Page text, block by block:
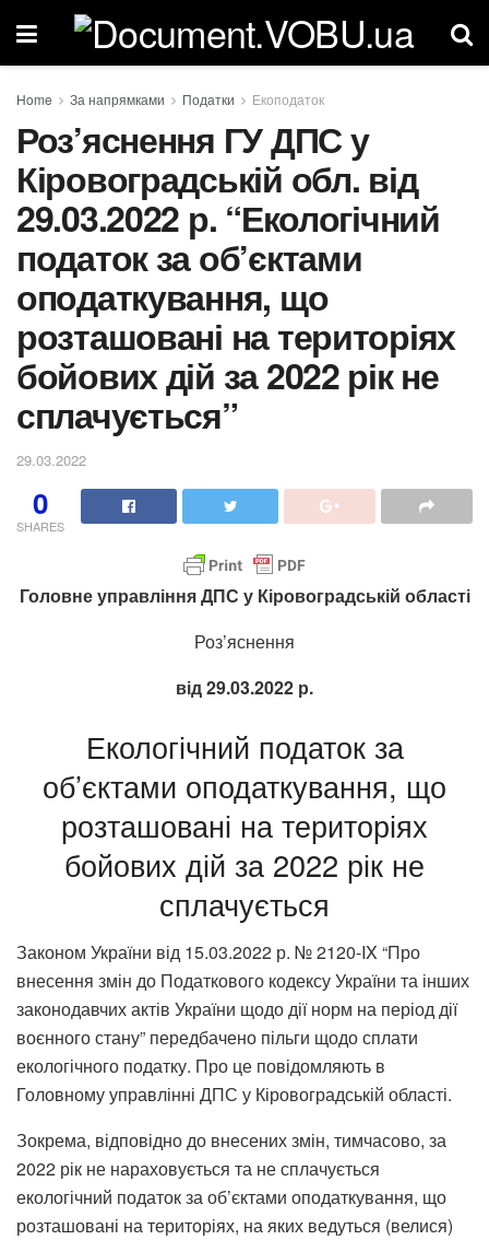
Home За напрямками Податки Екоподаток
Роз’яснення ГУ ДПС у
Кіровоградській обл. від
29.03.2022 р. “Екологічний
податок за об’єктами
оподаткування, що
розташовані на територіях
бойових дій за 2022 рік не
сплачується”
29.03.2022
0
SHARES
Головне управління ДПС у Кіровоградській області
Роз’яснення
від 29.03.2022 р.
Екологічний податок за
об’єктами оподаткування, що
розташовані на територіях
бойових дій за 2022 рік не
сплачується
Законом України від 15.03.2022 р. № 2120-IX “Про
внесення змін до Податкового кодексу України та інших
законодавчих актів України щодо дії норм на період дії
воєнного стану” передбачено пільги щодо сплати
екологічного податку. Про це повідомляють в
Головному управлінні ДПС у Кіровоградській області.
Зокрема, відповідно до внесених змін, тимчасово, за
2022 рік не нараховується та не сплачується
екологічний податок за об’єктами оподаткування, що
розташовані на територіях, на яких ведуться (велися)